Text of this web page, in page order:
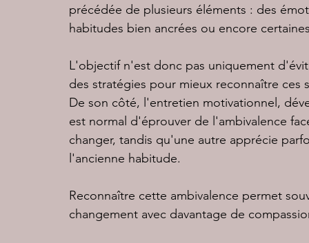
précédée de plusieurs éléments : des
habitudes bien ancrées ou encore
L'objectif n'est donc pas uniquement
des stratégies pour mieux reconnaître
De son côté, l'entretien motivationnel,
est normal d'éprouver de l'ambivalence
changer, tandis qu'une autre apprécie
l'ancienne habitude.
Reconnaître cette ambivalence permet
changement avec davantage de